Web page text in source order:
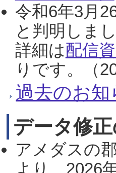
令和6年3月
と判明しま
詳細は配信
りです。（
過去のお知
データ修
アメダスの
より、2026